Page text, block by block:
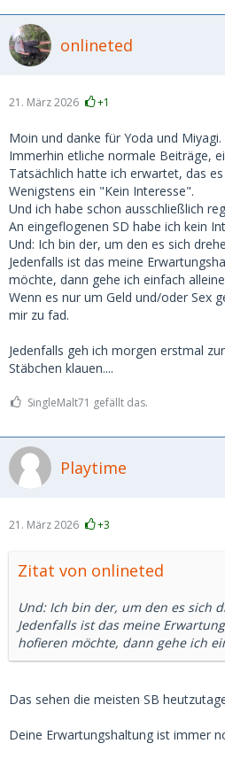
onlineted
21. März 2026 +1
Moin und danke für Yoda und Miyagi.
Immerhin etliche normale Beiträge,
Tatsächlich hatte ich erwartet, das
Wenigstens ein "Kein Interesse".
Und ich habe schon ausschließlich
An eingeflogenen SD habe ich kein
Und: Ich bin der, um den es sich
Jedenfalls ist das meine
möchte, dann gehe ich einfach
Wenn es nur um Geld und/oder Sex
mir zu fad.
Jedenfalls geh ich morgen erstmal
Stäbchen klauen....
SingleMalt71 gefällt das.
Playtime
21. März 2026 +3
Zitat von onlineted
Und: Ich bin der, um den es sich
Jedenfalls ist das meine
hofieren möchte, dann gehe ich
Das sehen die meisten SB
Deine Erwartungshaltung ist immer